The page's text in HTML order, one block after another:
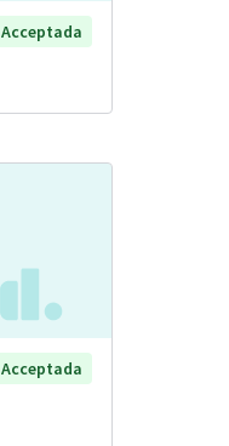
Acceptada
Acceptada